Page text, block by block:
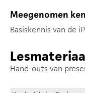
Meegenomen
Basiskennis van de
Hand-outs van